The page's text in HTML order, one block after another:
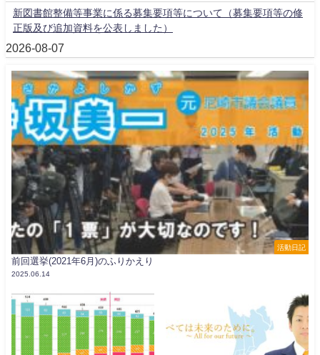
新図書館整備等事業に係る募集要項等について（募集要項等の修
正版及び追加資料を公表しました）
2026-08-07
活動日記
前回選挙(2021年6月)のふりかえり
2025.06.14